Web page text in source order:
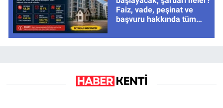
Faiz, vade, peşinat ve
başvuru hakkında tüm